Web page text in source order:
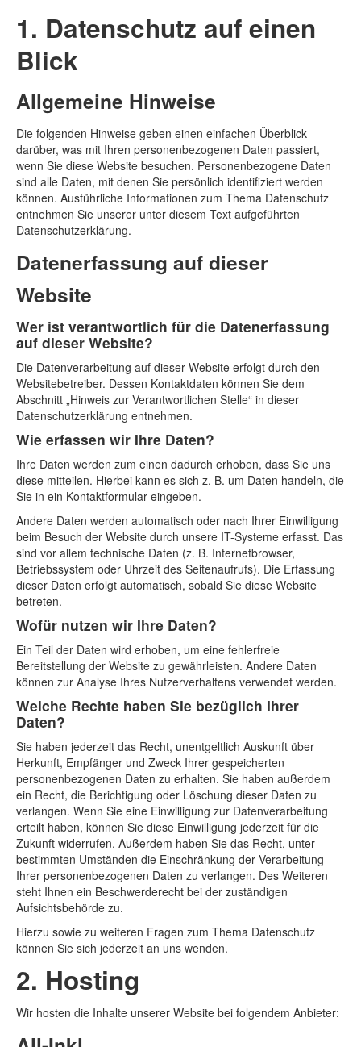
1. Datenschutz auf einen
Blick
Allgemeine Hinweise
Die folgenden Hinweise geben einen einfachen Überblick
darüber, was mit Ihren personenbezogenen Daten passiert,
wenn Sie diese Website besuchen. Personenbezogene Daten
sind alle Daten, mit denen Sie persönlich identifiziert werden
können. Ausführliche Informationen zum Thema Datenschutz
entnehmen Sie unserer unter diesem Text aufgeführten
Datenschutzerklärung.
Datenerfassung auf dieser
Website
Wer ist verantwortlich für die Datenerfassung
auf dieser Website?
Die Datenverarbeitung auf dieser Website erfolgt durch den
Websitebetreiber. Dessen Kontaktdaten können Sie dem
Abschnitt „Hinweis zur Verantwortlichen Stelle“ in dieser
Datenschutzerklärung entnehmen.
Wie erfassen wir Ihre Daten?
Ihre Daten werden zum einen dadurch erhoben, dass Sie uns
diese mitteilen. Hierbei kann es sich z. B. um Daten handeln, die
Sie in ein Kontaktformular eingeben.
Andere Daten werden automatisch oder nach Ihrer Einwilligung
beim Besuch der Website durch unsere IT-Systeme erfasst. Das
sind vor allem technische Daten (z. B. Internetbrowser,
Betriebssystem oder Uhrzeit des Seitenaufrufs). Die Erfassung
dieser Daten erfolgt automatisch, sobald Sie diese Website
betreten.
Wofür nutzen wir Ihre Daten?
Ein Teil der Daten wird erhoben, um eine fehlerfreie
Bereitstellung der Website zu gewährleisten. Andere Daten
können zur Analyse Ihres Nutzerverhaltens verwendet werden.
Welche Rechte haben Sie bezüglich Ihrer
Daten?
Sie haben jederzeit das Recht, unentgeltlich Auskunft über
Herkunft, Empfänger und Zweck Ihrer gespeicherten
personenbezogenen Daten zu erhalten. Sie haben außerdem
ein Recht, die Berichtigung oder Löschung dieser Daten zu
verlangen. Wenn Sie eine Einwilligung zur Datenverarbeitung
erteilt haben, können Sie diese Einwilligung jederzeit für die
Zukunft widerrufen. Außerdem haben Sie das Recht, unter
bestimmten Umständen die Einschränkung der Verarbeitung
Ihrer personenbezogenen Daten zu verlangen. Des Weiteren
steht Ihnen ein Beschwerderecht bei der zuständigen
Aufsichtsbehörde zu.
Hierzu sowie zu weiteren Fragen zum Thema Datenschutz
können Sie sich jederzeit an uns wenden.
2. Hosting
Wir hosten die Inhalte unserer Website bei folgendem Anbieter: